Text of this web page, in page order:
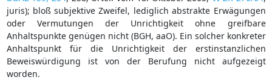
juris); bloß subjektive Zweifel, lediglich abstrakte Erwägungen
oder Vermutungen der Unrichtigkeit ohne greifbare
Anhaltspunkte genügen nicht (BGH, aaO). Ein solcher konkreter
Anhaltspunkt für die Unrichtigkeit der erstinstanzlichen
Beweiswürdigung ist von der Berufung nicht aufgezeigt
worden.